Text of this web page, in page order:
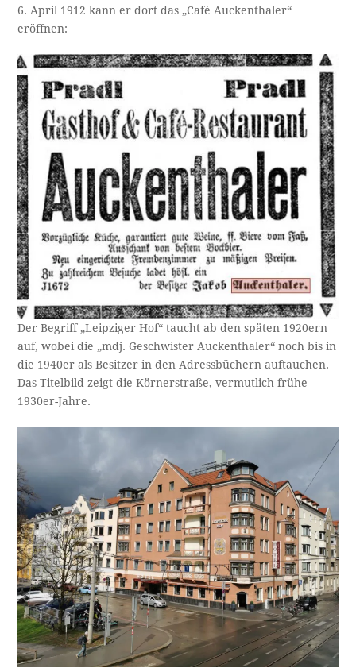
6. April 1912 kann er dort das „Café Auckenthaler“
eröffnen:
Der Begriff „Leipziger Hof“ taucht ab den späten 1920ern
auf, wobei die „mdj. Geschwister Auckenthaler“ noch bis in
die 1940er als Besitzer in den Adressbüchern auftauchen.
Das Titelbild zeigt die Körnerstraße, vermutlich frühe
1930er-Jahre.